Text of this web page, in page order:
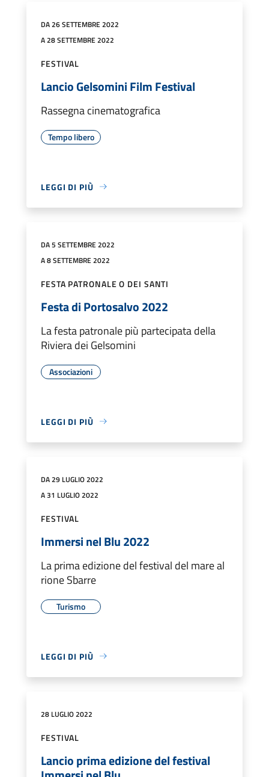
DA 26 SETTEMBRE 2022
A 28 SETTEMBRE 2022
FESTIVAL
Lancio Gelsomini Film Festival
Rassegna cinematografica
Tempo libero
LEGGI DI PIÙ
DA 5 SETTEMBRE 2022
A 8 SETTEMBRE 2022
FESTA PATRONALE O DEI SANTI
Festa di Portosalvo 2022
La festa patronale più partecipata della
Riviera dei Gelsomini
Associazioni
LEGGI DI PIÙ
DA 29 LUGLIO 2022
A 31 LUGLIO 2022
FESTIVAL
Immersi nel Blu 2022
La prima edizione del festival del mare al
rione Sbarre
Turismo
LEGGI DI PIÙ
28 LUGLIO 2022
FESTIVAL
Lancio prima edizione del festival